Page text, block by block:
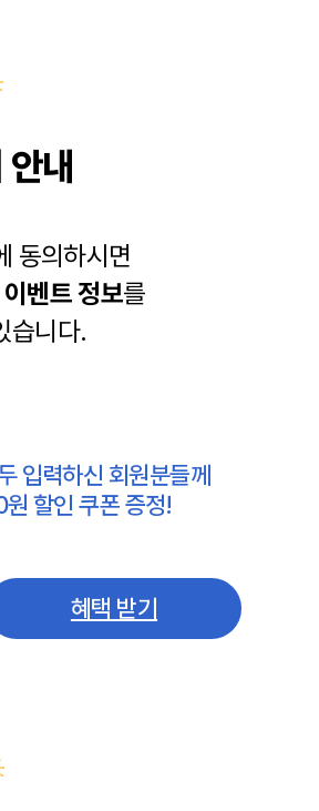
내
동의하시면
이벤트 정보를
습니다.
입력하신 회원분들께
할인 쿠폰 증정!
혜택 받기